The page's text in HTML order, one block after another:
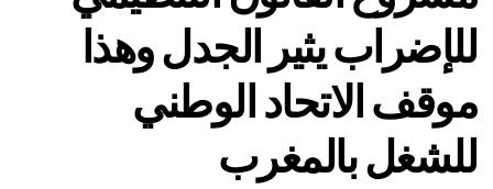
للإضراب يثير الجدل وهذا
موقف الاتحاد الوطني
للشغل بالمغرب